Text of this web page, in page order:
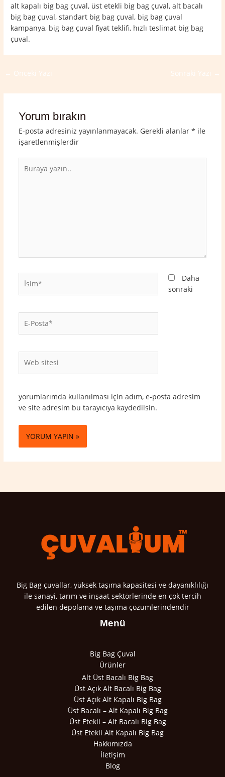
alt kapalı big bag çuval, üst etekli big bag çuval, alt bacalı
big bag çuval, standart big bag çuval, big bag çuval
kampanya, big bag çuval fiyat teklifi, hızlı teslimat big bag
çuval.
← Önceki Yazı Sonraki Yazı →
Yorum bırakın
E-posta adresiniz yayınlanmayacak. Gerekli alanlar * ile
işaretlenmişlerdir
yazın..
İsim*
Posta*
sitesi
Daha
sonraki
yorumlarımda kullanılması için adım, e-posta adresim
ve site adresim bu tarayıcıya kaydedilsin.
Big Bag çuvallar, yüksek taşıma kapasitesi ve dayanıklılığı
ile sanayi, tarım ve inşaat sektörlerinde en çok tercih
edilen depolama ve taşıma çözümlerindendir
Menü
Big Bag Çuval
Ürünler
Alt Üst Bacalı Big Bag
Üst Açık Alt Bacalı Big Bag
Üst Açık Alt Kapalı Big Bag
Üst Bacalı – Alt Kapalı Big Bag
Üst Etekli – Alt Bacalı Big Bag
Üst Etekli Alt Kapalı Big Bag
Hakkımızda
İletişim
Blog